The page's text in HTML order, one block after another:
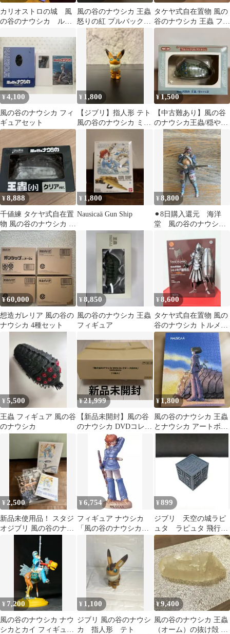
カリオストロの城 風
の谷のナウシカ ルパ
風の谷のナウシカ 王蟲
怒りの紅 プルバックコ
レクション
タケヤ式自在置物 風の
谷のナウシカ 王蟲 フィ
ギュア
¥4,100
風の谷のナウシカ フィ
ギュアセット
¥ 1,800
【ジブリ】指人形 テト
風の谷のナウシカ ミニ
¥1,500
【中古難あり】風の谷
のナウシカ王蟲/穏やか
な碧 プルバックコレ
クション
¥8,888
千値練 タケヤ式自在置
物 風の谷のナウシカ 王
蟲 小 クリアver. フィギ
ュア
¥ 1,800
Nausicaä Gun Ship
¥8,800
⚫︎8日購入還元 海洋
堂 風の谷のナウシ
物 土鬼兵
¥60,000
想造ガレリア 風の谷の
ナウシカ 4種セット
¥8,850
風の谷のナウシカ 王蟲
フィギュア
¥8,600
タケヤ式自在置物 風の
谷のナウシカ トルメキ
ア装甲兵 クシャナ親衛
隊Ver.
¥5,500
王蟲 フィギュア 風の谷
のナウシカ
¥21,999
【新品未開封】風の谷
のナウシカ DVDコレク
ターズBOX
¥ 1,800
風の谷のナウシカ 王蟲
とナウシカ アートボー
¥ 2,500
新品未使用品！ スタジ
オジブリ 風の谷のナウ
シカ プラモデル バン
¥6,754
フィギュア ナウシカ
「風の谷のナウシカ」
DVD 同梱フィギュア
【14日以内発送】
¥ 899
ジブリ 天空の城ラピ
ュタ ラピュタ 飛行石
ブロック フィギュア
¥ 7,200
風の谷のナウシカ ナウ
シカとカイ フィギュ
¥ 1,100
ジブリ 風の谷のナウシ
カ 指人形 テト
¥9,400
風の谷のナウシカ 王蟲
（オーム）の抜け殻 プ